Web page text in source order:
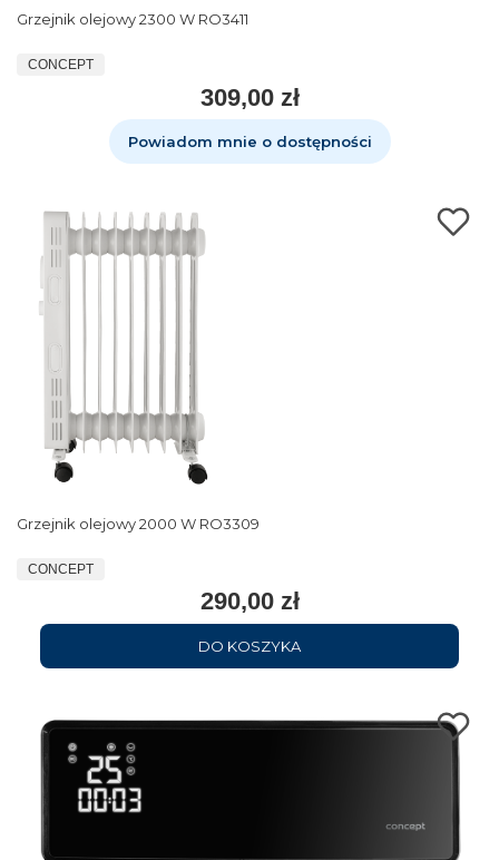
Grzejnik olejowy 2300 W RO3411
CONCEPT
309,00 zł
Powiadom mnie o dostępności
Grzejnik olejowy 2000 W RO3309
CONCEPT
290,00 zł
DO KOSZYKA